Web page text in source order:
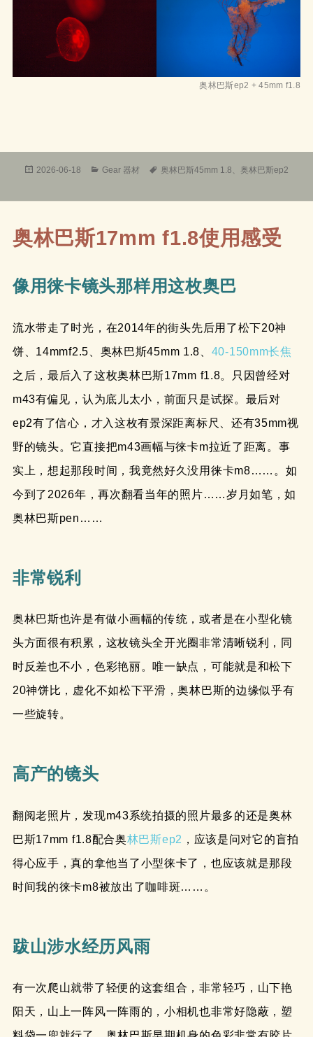
奥林巴斯ep2 + 45mm f1.8
发
2026-06-18
分
Gear 器材
标
奥林巴斯45mm 1.8 、 奥林巴斯ep2
奥林巴斯17mm f1.8使用感受
像用徕卡镜头那样用这枚奥巴
流水带走了时光，在2014年的街头先后用了松下20神
饼、14mmf2.5、奥林巴斯45mm 1.8、 40-150mm长焦
之后，最后入了这枚奥林巴斯17mm f1.8。只因曾经对
m43有偏见，认为底儿太小，前面只是试探。最后对
ep2有了信心，才入这枚有景深距离标尺、还有35mm视
野的镜头。它直接把m43画幅与徕卡m拉近了距离。事
实上，想起那段时间，我竟然好久没用徕卡m8……。如
今到了2026年，再次翻看当年的照片……岁月如笔，如
奥林巴斯pen……
非常锐利
奥林巴斯也许是有做小画幅的传统，或者是在小型化镜
头方面很有积累，这枚镜头全开光圈非常清晰锐利，同
时反差也不小，色彩艳丽。唯一缺点，可能就是和松下
20神饼比，虚化不如松下平滑，奥林巴斯的边缘似乎有
一些旋转。
高产的镜头
翻阅老照片，发现m43系统拍摄的照片最多的还是奥林
巴斯17mm f1.8配合奥林巴斯ep2 ，应该是问对它的盲拍
得心应手，真的拿他当了小型徕卡了，也应该就是那段
时间我的徕卡m8被放出了咖啡斑……。
跋山涉水经历风雨
有一次爬山就带了轻便的这套组合，非常轻巧，山下艳
阳天，山上一阵风一阵雨的，小相机也非常好隐蔽，塑